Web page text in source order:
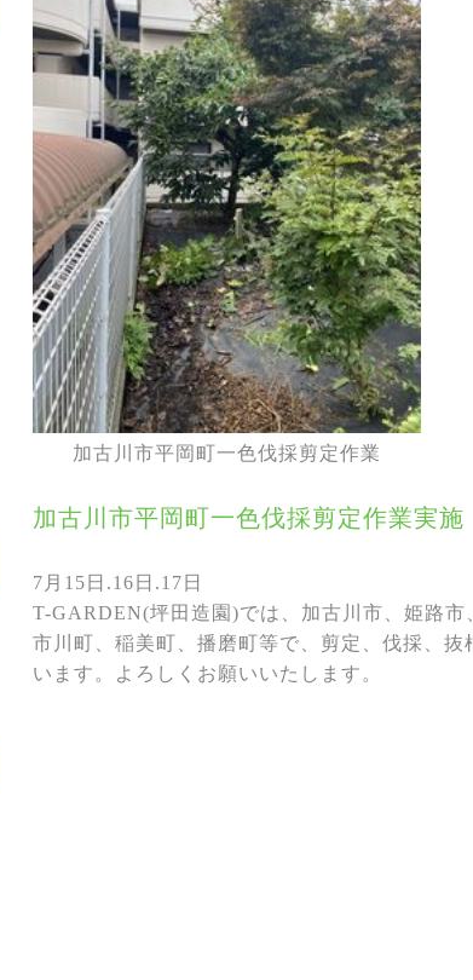
加古川市平岡町一色伐採剪定作業
加古川市平岡町一色伐採剪定作業実施
7月15日.16日.17日
T-GARDEN(坪田造園)では、加古川市、姫路
市川町、稲美町、播磨町等で、剪定、伐採、
います。よろしくお願いいたします。